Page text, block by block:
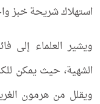
استهلاك شريحة خبز
ويشير العلماء إلى
الشهية، حيث يمكن
ويقلل من هرمون